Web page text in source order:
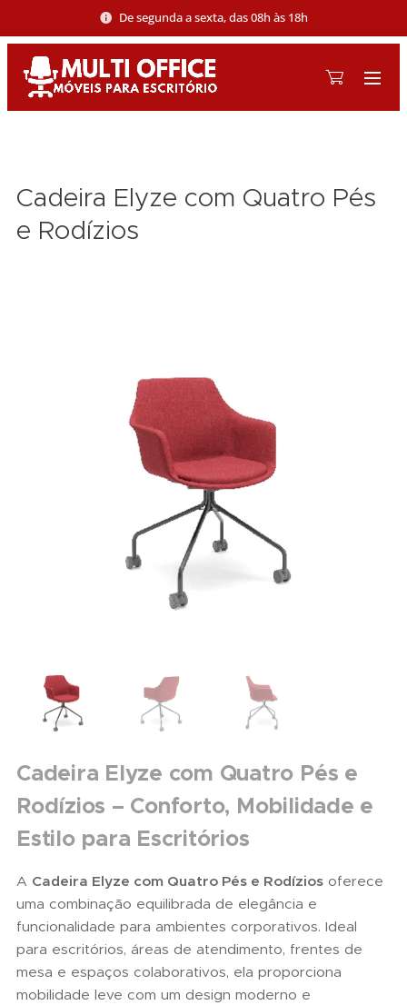
De segunda a sexta, das 08h às 18h
Cadeira Elyze com Quatro Pés
e Rodízios
Cadeira Elyze com Quatro Pés e
Rodízios – Conforto, Mobilidade e
Estilo para Escritórios
A Cadeira Elyze com Quatro Pés e Rodízios oferece
uma combinação equilibrada de elegância e
funcionalidade para ambientes corporativos. Ideal
para escritórios, áreas de atendimento, frentes de
mesa e espaços colaborativos, ela proporciona
mobilidade leve com um design moderno e